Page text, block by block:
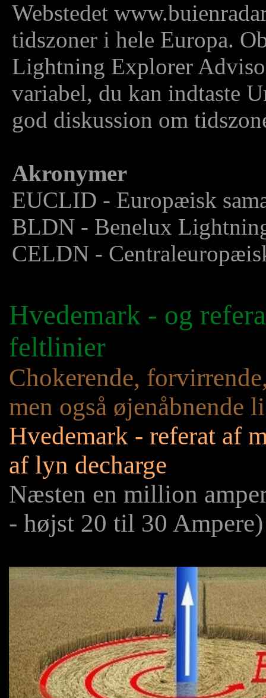
Webstedet
tidszoner i hele Europa.
Lightning Explorer
variabel, du kan indtaste
god diskussion om
Akronymer
EUCLID - Europæisk
BLDN - Benelux
CELDN -
Hvedemark - og
feltlinier
Chokerende,
men også øjenåbnende
Hvedemark - referat af
af lyn decharge
Næsten en million
- højst 20 til 30 Ampere)